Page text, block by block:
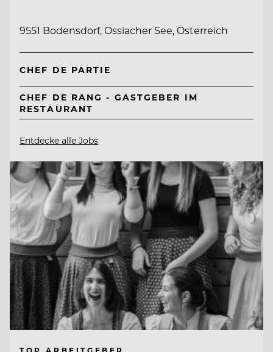
9551 Bodensdorf, Ossiacher See, Österreich
CHEF DE PARTIE
CHEF DE RANG - GASTGEBER IM
RESTAURANT
Entdecke alle Jobs